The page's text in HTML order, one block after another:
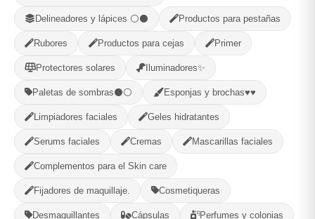
Delineadores y lápices ⚪⚫ Productos para pestañas
Rubores Productos para cejas Primer
Protectores solares Iluminadores✨
Paletas de sombras⚫⚪ Esponjas y brochas♥♥
Limpiadores faciales Geles hidratantes
Serums faciales Cremas Mascarillas faciales
Complementos para el Skin care
Fijadores de maquillaje. Cosmetiqueras
Desmaquillantes Cápsulas Perfumes y colonias
Compartir Favorito
MÉTODOS DE PAGO ACEPTADOS
Efectivo
(BLIBE)Makeup...